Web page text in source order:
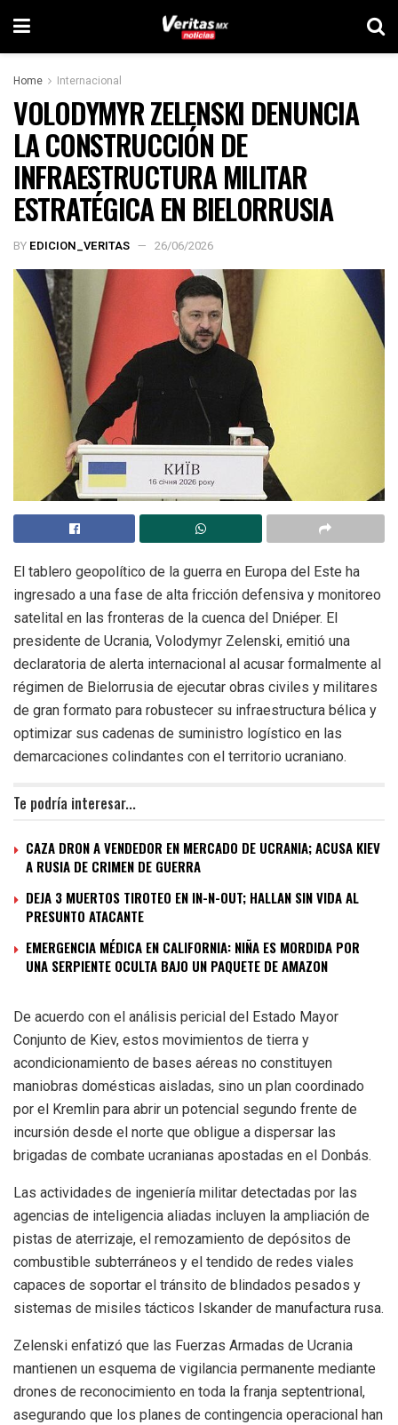
Home Internacional
VOLODYMYR ZELENSKI DENUNCIA
LA CONSTRUCCIÓN DE
INFRAESTRUCTURA MILITAR
ESTRATÉGICA EN BIELORRUSIA
BY EDICION_VERITAS 26/06/2026
El tablero geopolítico de la guerra en Europa del Este ha
ingresado a una fase de alta fricción defensiva y monitoreo
satelital en las fronteras de la cuenca del Dniéper. El
presidente de Ucrania, Volodymyr Zelenski, emitió una
declaratoria de alerta internacional al acusar formalmente al
régimen de Bielorrusia de ejecutar obras civiles y militares
de gran formato para robustecer su infraestructura bélica y
optimizar sus cadenas de suministro logístico en las
demarcaciones colindantes con el territorio ucraniano.
Te podría interesar...
CAZA DRON A VENDEDOR EN MERCADO DE UCRANIA; ACUSA KIEV
A RUSIA DE CRIMEN DE GUERRA
DEJA 3 MUERTOS TIROTEO EN IN-N-OUT; HALLAN SIN VIDA AL
PRESUNTO ATACANTE
EMERGENCIA MÉDICA EN CALIFORNIA: NIÑA ES MORDIDA POR
UNA SERPIENTE OCULTA BAJO UN PAQUETE DE AMAZON
De acuerdo con el análisis pericial del Estado Mayor
Conjunto de Kiev, estos movimientos de tierra y
acondicionamiento de bases aéreas no constituyen
maniobras domésticas aisladas, sino un plan coordinado
por el Kremlin para abrir un potencial segundo frente de
incursión desde el norte que obligue a dispersar las
brigadas de combate ucranianas apostadas en el Donbás.
Las actividades de ingeniería militar detectadas por las
agencias de inteligencia aliadas incluyen la ampliación de
pistas de aterrizaje, el remozamiento de depósitos de
combustible subterráneos y el tendido de redes viales
capaces de soportar el tránsito de blindados pesados y
sistemas de misiles tácticos Iskander de manufactura rusa.
Zelenski enfatizó que las Fuerzas Armadas de Ucrania
mantienen un esquema de vigilancia permanente mediante
drones de reconocimiento en toda la franja septentrional,
asegurando que los planes de contingencia operacional han